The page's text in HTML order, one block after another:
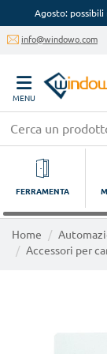
Agosto: possibili
info@windowo.com
MENU
FERRAMENTA
Home
Accessori per